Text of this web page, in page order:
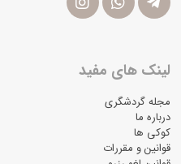
لینک های مفید
مجله گردشگری
درباره ما
کوکی ها
قوانین و مقررات